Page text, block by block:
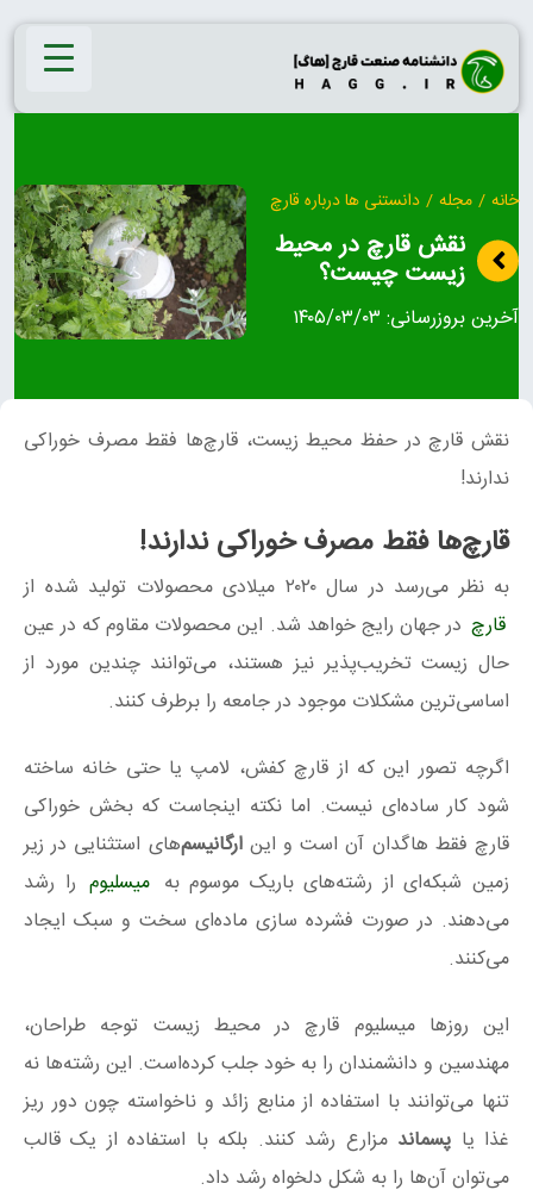
Skip
content
خانه / مجله / دانستنی ها درباره قارچ
نقش قارچ‌ در محیط
زیست چیست؟
آخرین بروزرسانی: ۱۴۰۵/۰۳/۰۳
نقش قارچ‌ در حفظ محیط زیست، قارچ‌ها فقط مصرف خوراکی
ندارند!
قارچ‌ها فقط مصرف خوراکی ندارند!
به نظر می‌رسد در سال ۲۰۲۰ میلادی محصولات تولید شده از
قارچ در جهان رایج خواهد شد. این محصولات مقاوم که در عین
حال زیست تخریب‌پذیر نیز هستند، می‌توانند چندین مورد از
اساسی‌ترین مشکلات موجود در جامعه را برطرف کنند.
اگرچه تصور این که از قارچ کفش، لامپ یا حتی خانه ساخته
شود کار ساده‌ای نیست. اما نکته اینجاست که بخش خوراکی
قارچ فقط هاگدان آن است و اینارگانیسم‌های استثنایی در زیر
زمین شبکه‌ای از رشته‌های باریک موسوم به میسلیوم را رشد
می‌دهند. در صورت فشرده سازی ماده‌ای سخت و سبک ایجاد
می‌کنند.
این روزها میسلیوم‌ قارچ‌ در محیط زیست توجه طراحان،
مهندسین و دانشمندان را به خود جلب کرده‌است‌. این رشته‌ها نه
تنها می‌توانند با استفاده از منابع زائد و ناخواسته چون دور ریز
غذا یا پسماند مزارع رشد کنند. بلکه با استفاده از یک قالب
می‌توان آن‌ها را به شکل دلخواه رشد داد.